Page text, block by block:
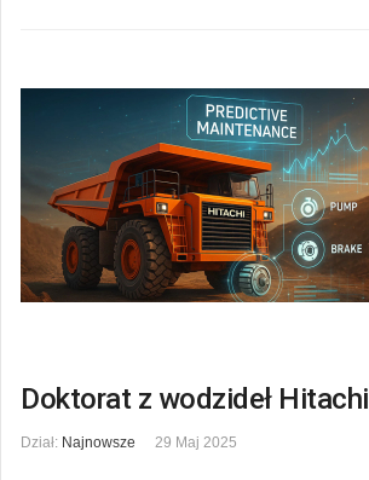
Doktorat z wodzideł Hitachi
Dział: Najnowsze 29 Maj 2025